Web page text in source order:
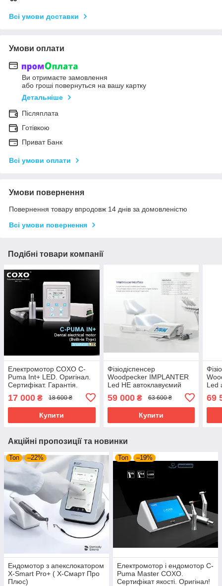
Всі умови доставки
Умови оплати
Ви отримаєте замовлення
або гроші повернуться на вашу картку
Детальніше
Післяплата
Готівкою
Приват Банк
Всі умови оплати
Умови повернення
Повернення товару впродовж 14 днів за домовленістю
Всі умови повернення
Подібні товари компанії
Електромотор COXO C-
Puma Int+ LED. Оригінал.
Сертифікат. Гарантія.
17 000 ₴ 18 600 ₴
Купити
Фізіодіспенсер
Woodpecker IMPLANTER
Led НЕ автоклавуємий
мотор з підсвічуванням.
59 000₴ 63 600 ₴
Купити
Led
69
Акційні пропозиції та новинки
Топ –22%
Ендомотор з апекслокатором
X-Smart Pro+ ( Х-Смарт Про
Плюс)
Топ –19%
Електромотор і ендомотор C-
Puma Master COXO.
Сертифікат якості. Оригінал!